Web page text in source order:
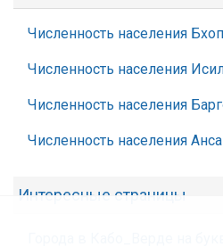
Численность населения
Численность населения
Численность населения
Численность населения
Интересные страницы